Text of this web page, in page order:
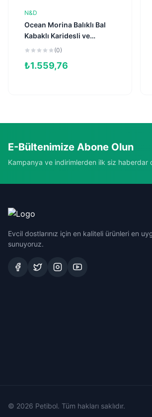
N&D
Ocean Morina Balıklı Bal
Kabaklı Karidesli ve
Kavunlu Tahılsız Yavru
(0)
₺1.559,76
E-Bültenimize Abone Olun
Kampanya ve indirimlerden ilk siz haberdar
Evcil dostlarınız için en kaliteli ürünleri en
sunuyoruz.
© 2026 Petibol. Tüm hakları saklıdır.